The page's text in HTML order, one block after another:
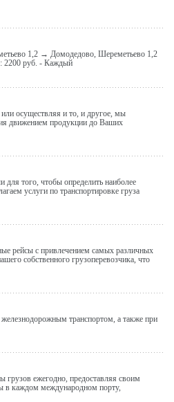
1,2 → Домодедово, Шереметьево 1,2
руб. - Каждый
осуществляя и то, и другое, мы
движением продукции до Ваших
для того, чтобы определить наиболее
услуги по транспортировке груза
рейсы с привлечением самых различных
собственного грузоперевозчика, что
транcпортом, а также при
ежегодно, предоставляя своим
в каждом международном порту,